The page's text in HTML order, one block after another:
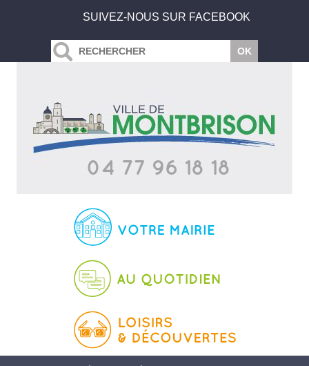
SUIVEZ-NOUS SUR FACEBOOK